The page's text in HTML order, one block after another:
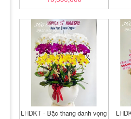
LHDKT - Bậc thang danh vọng